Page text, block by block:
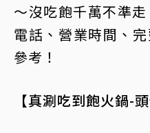
～沒吃飽千萬不準
電話、營業時間、
參考！
【真涮吃到飽火鍋-